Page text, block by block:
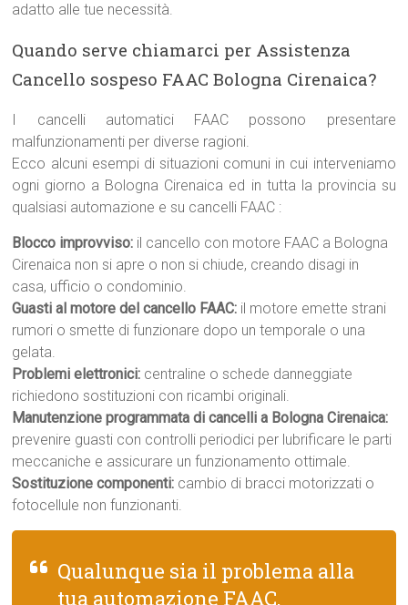
adatto alle tue necessità.
Quando serve chiamarci per Assistenza
Cancello sospeso FAAC Bologna Cirenaica?
I cancelli automatici FAAC possono presentare
malfunzionamenti per diverse ragioni.
Ecco alcuni esempi di situazioni comuni in cui interveniamo
ogni giorno a Bologna Cirenaica ed in tutta la provincia su
qualsiasi automazione e su cancelli FAAC :
Blocco improvviso: il cancello con motore FAAC a Bologna
Cirenaica non si apre o non si chiude, creando disagi in
casa, ufficio o condominio.
Guasti al motore del cancello FAAC: il motore emette strani
rumori o smette di funzionare dopo un temporale o una
gelata.
Problemi elettronici: centraline o schede danneggiate
richiedono sostituzioni con ricambi originali.
Manutenzione programmata di cancelli a Bologna Cirenaica:
prevenire guasti con controlli periodici per lubrificare le parti
meccaniche e assicurare un funzionamento ottimale.
Sostituzione componenti: cambio di bracci motorizzati o
fotocellule non funzionanti.
Qualunque sia il problema alla
tua automazione FAAC,